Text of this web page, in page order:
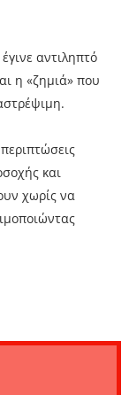
αντιληπτό
η «ζημιά» που
και
χωρίς να